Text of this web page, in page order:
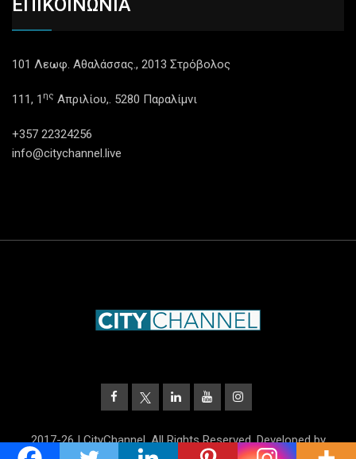
ΕΠΙΚΟΙΝΩΝΙΑ
101 Λεωφ. Αθαλάσσας., 2013 Στρόβολος
111, 1 ης Απριλίου,. 5280 Παραλίμνι
+357 22324256
info@citychannel.live
2017-26 | CityChannel. All Rights Reserved. Developed by